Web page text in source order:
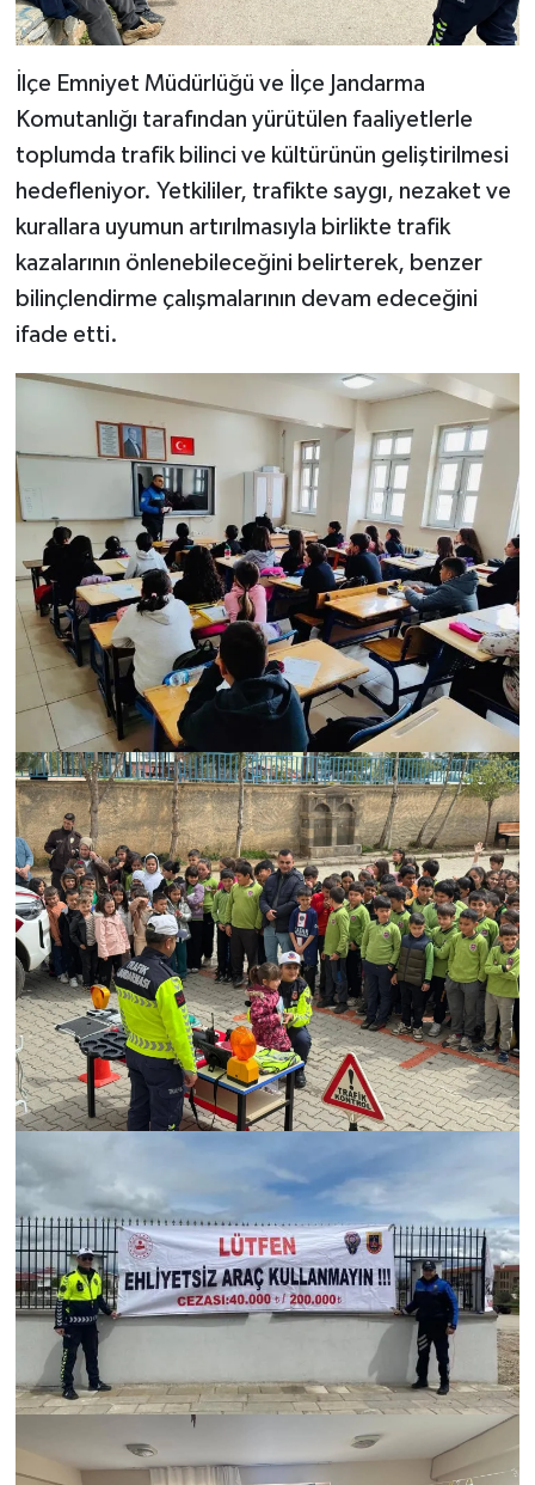
İlçe Emniyet Müdürlüğü ve İlçe Jandarma
Komutanlığı tarafından yürütülen faaliyetlerle
toplumda trafik bilinci ve kültürünün geliştirilmesi
hedefleniyor. Yetkililer, trafikte saygı, nezaket ve
kurallara uyumun artırılmasıyla birlikte trafik
kazalarının önlenebileceğini belirterek, benzer
bilinçlendirme çalışmalarının devam edeceğini
ifade etti.